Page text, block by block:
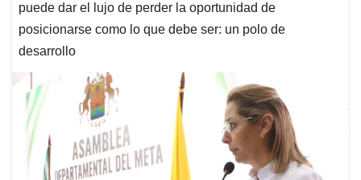
puede dar el lujo de perder la oportunidad de
posicionarse como lo que debe ser: un polo de
desarrollo